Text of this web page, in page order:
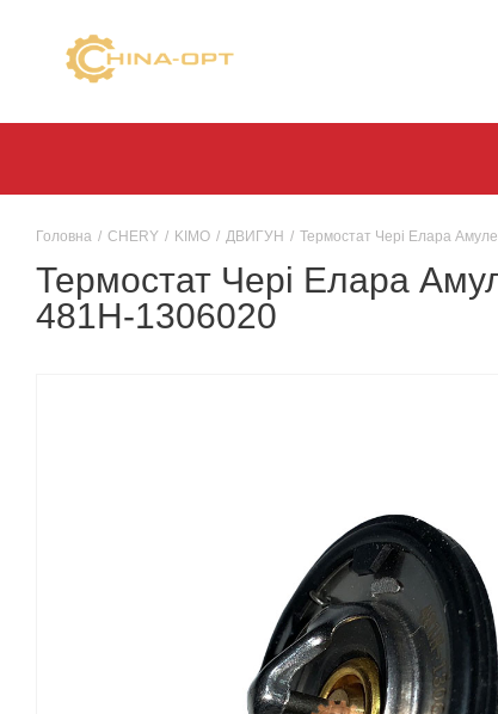
Головна / CHERY / KIMO / ДВИГУН / Термостат Чері Елара
Термостат Чері Елара
481H-1306020